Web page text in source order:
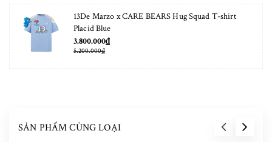
13De Marzo x CARE BEARS Hug Squad T-shirt
Placid Blue
3.800.000₫
5.200.000₫
SẢN PHẨM CÙNG LOẠI